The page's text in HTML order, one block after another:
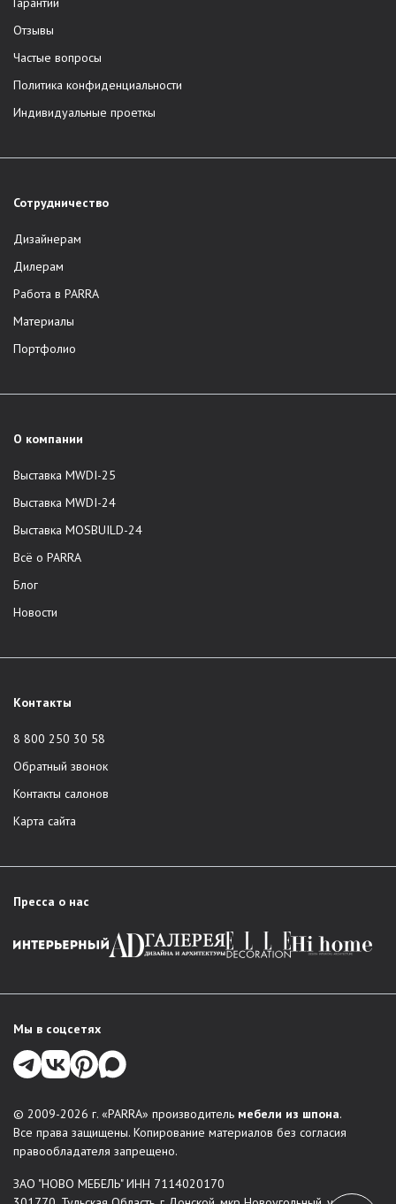
Отзывы
Частые вопросы
Политика конфиденциальности
Индивидуальные проеткы
Сотрудничество
Дизайнерам
Дилерам
Работа в PARRA
Материалы
Портфолио
О компании
Выставка MWDI-25
Выставка MWDI-24
Выставка MOSBUILD-24
Всё о PARRA
Блог
Новости
Контакты
8 800 250 30 58
Обратный звонок
Контакты салонов
Карта сайта
Пресса о нас
Мы в соцсетях
© 2009-2026 г. «PARRA» производитель мебели из шпона.
Все права защищены. Копирование материалов без согласия
правообладателя запрещено.
ЗАО "НОВО МЕБЕЛЬ" ИНН 7114020170